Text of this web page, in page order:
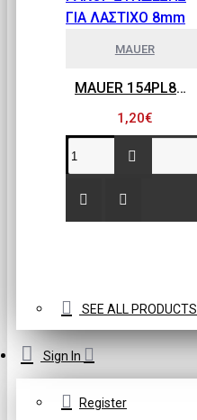
MAUER
MAUER 154PL8HBB ΜΙΝΙ ΡΑΚΟΡ ΣΥΝΔΕΣΗΣ ΓΙΑ ΛΑΣΤΙΧΟ 8mm
1,20€
SEE ALL PRODUCTS
Sign In
Register